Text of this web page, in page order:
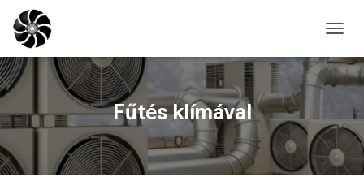
A
V
I
I
Ó
Fűtés klímával